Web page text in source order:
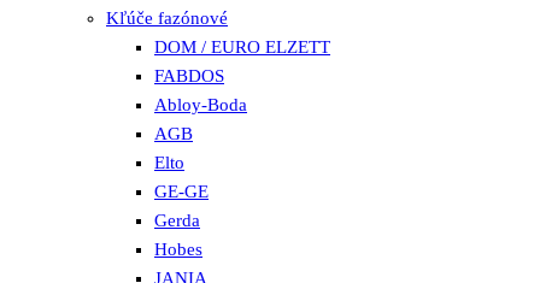
Kľúče fazónové
DOM / EURO ELZETT
FABDOS
Abloy-Boda
AGB
Elto
GE-GE
Gerda
Hobes
JANIA